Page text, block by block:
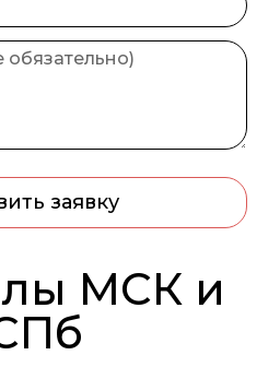
заявку
МСК и